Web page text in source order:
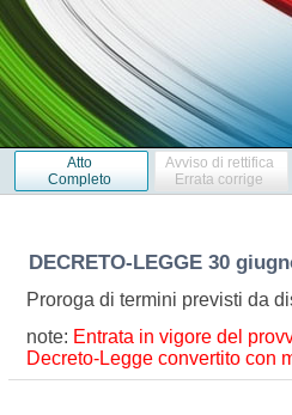
Atto
Completo
Avviso di rettifica
Errata corrige
DECRETO-LEGGE 30
Proroga di termini previsti da
note: Entrata in vigore del
Decreto-Legge convertito con